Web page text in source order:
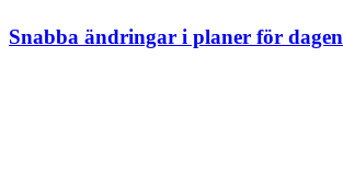
Snabba ändringar i planer för dagen